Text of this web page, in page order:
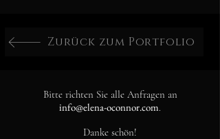
Zurück zum Portfolio
Bitte richten Sie alle Anfragen an
info@elena-oconnor.com.
Danke schön!